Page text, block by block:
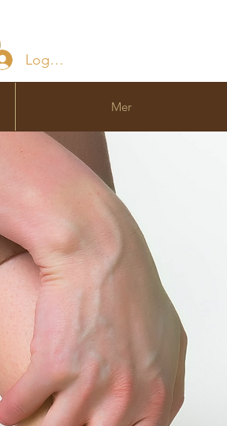
Logga in
Mer